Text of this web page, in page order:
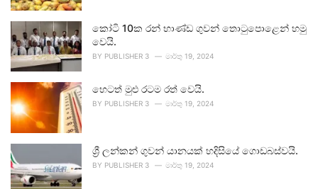
කෝටි 10ක රන් භාණ්ඩ ගුවන් තොටුපොළෙන් හමු
වෙයි.
BY PUBLISHER 3 මාර්තු 19, 2024
හෙටත් මුළු රටම රත් වෙයි.
BY PUBLISHER 3 මාර්තු 19, 2024
ශ්‍රී ලන්කන් ගුවන් යානයක් හදිසියේ ගොඩබස්වයි.
BY PUBLISHER 3 මාර්තු 19, 2024